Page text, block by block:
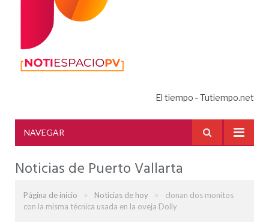
El tiempo - Tutiempo.net
NAVEGAR
Noticias de Puerto Vallarta
Página de inicio » Noticias de hoy »
clonan dos monitos
con la misma técnica usada en la oveja Dolly